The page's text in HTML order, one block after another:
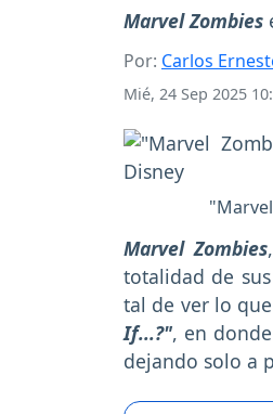
Marvel Zombies
Por: Carlos
Mié, 24 Sep 2025
Marvel Zombies
totalidad de
tal de ver lo
If...?", en
dejando solo a